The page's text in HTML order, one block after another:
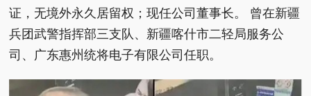
证，无境外永久居留权；现任公司董事长。 曾在新疆
兵团武警指挥部三支队、新疆喀什市二轻局服务公
司、广东惠州统将电子有限公司任职。